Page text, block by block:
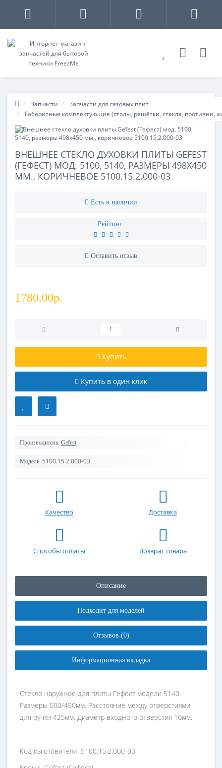
Запчасти
Запчасти для газовых плит
Габаритные комплектующие (столы, решётки, стекла, противни,
ВНЕШНЕЕ СТЕКЛО ДУХОВКИ ПЛИТЫ GEFEST
(ГЕФЕСТ) МОД. 5100, 5140, РАЗМЕРЫ 498Х450
ММ., КОРИЧНЕВОЕ 5100.15.2.000-03
Есть в наличии
Рейтинг:
Оставить отзыв
1780.00р.
Купить
Купить в один клик
Производитель: Gefest
Модель: 5100.15.2.000-03
Качество Доставка
Способы оплаты Возврат товара
Описание
Подходит для моделей
Отзывов (0)
Информационная вкладка
Стекло наружное для плиты Гефест модели 5140.
Размеры 500/450мм. Расстояние между отверстиями
для ручки 425мм. Диаметр входного отверстия 10мм.
Код изготовителя 5100.15.2.000-03